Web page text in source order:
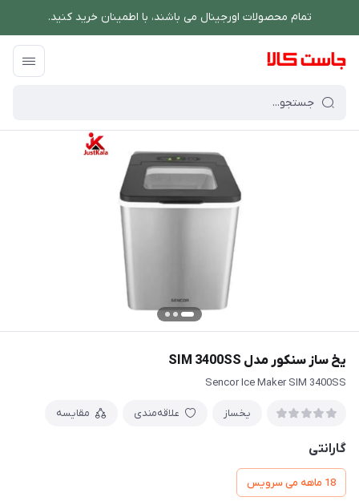
تمام محصولات اورجینال می باشند، با اطمینان خرید کنید.
فروشگاه اینترنتی جاست کالا
یخ ساز سنکور مدل SIM 3400SS
Sencor Ice Maker SIM 3400SS
یخساز علاقه‌مندی مقایسه
گارانتی
18 ماهه می سرویس